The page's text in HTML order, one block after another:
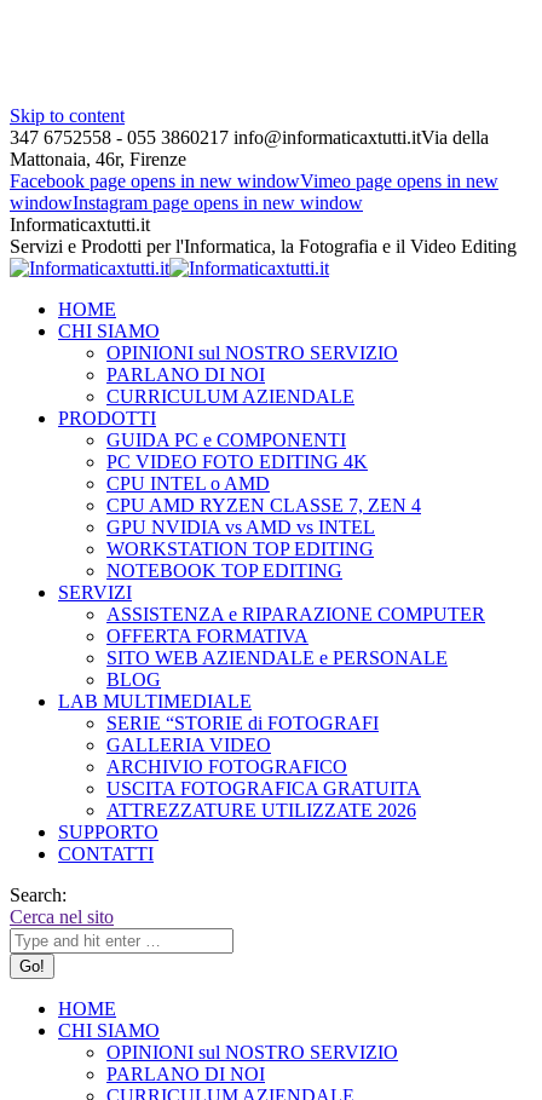
Skip to content
347 6752558 - 055 3860217 info@informaticaxtutti.itVia della
Mattonaia, 46r, Firenze
Facebook page opens in new windowVimeo page opens in new
windowInstagram page opens in new window
Informaticaxtutti.it
Servizi e Prodotti per l'Informatica, la Fotografia e il Video Editing
HOME
CHI SIAMO
OPINIONI sul NOSTRO SERVIZIO
PARLANO DI NOI
CURRICULUM AZIENDALE
PRODOTTI
GUIDA PC e COMPONENTI
PC VIDEO FOTO EDITING 4K
CPU INTEL o AMD
CPU AMD RYZEN CLASSE 7, ZEN 4
GPU NVIDIA vs AMD vs INTEL
WORKSTATION TOP EDITING
NOTEBOOK TOP EDITING
SERVIZI
ASSISTENZA e RIPARAZIONE COMPUTER
OFFERTA FORMATIVA
SITO WEB AZIENDALE e PERSONALE
BLOG
LAB MULTIMEDIALE
SERIE “STORIE di FOTOGRAFI
GALLERIA VIDEO
ARCHIVIO FOTOGRAFICO
USCITA FOTOGRAFICA GRATUITA
ATTREZZATURE UTILIZZATE 2026
SUPPORTO
CONTATTI
Search:
Cerca nel sito
HOME
CHI SIAMO
OPINIONI sul NOSTRO SERVIZIO
PARLANO DI NOI
CURRICULUM AZIENDALE